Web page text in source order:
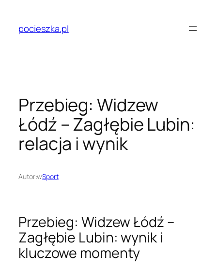
treścipocieszka.pl
Przebieg: Widzew
Łódź – Zagłębie Lubin:
relacja i wynik
Autor:wSport
Przebieg: Widzew Łódź –
Zagłębie Lubin: wynik i
kluczowe momenty